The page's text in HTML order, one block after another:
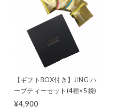
【ギフトBOX付き】JING ハ
ーブティーセット(4種×5袋)
¥4,900